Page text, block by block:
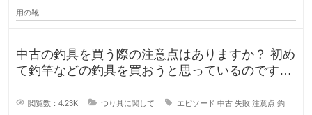
用の靴
中古の釣具を買う際の注意点はありますか？ 初め
て釣竿などの釣具を買おうと思っているのです
閲覧数：4.23K つり具に関して エピソード 中古 失敗 注意点 釣